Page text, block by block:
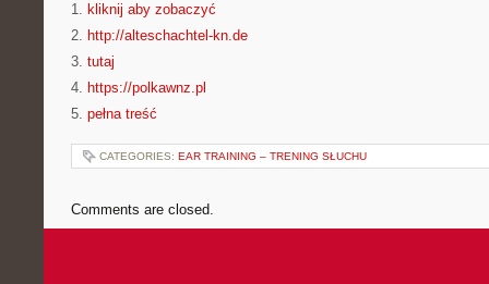
1. kliknij aby zobaczyć
2. http://alteschachtel-kn.de
3. tutaj
4. https://polkawnz.pl
5. pełna treść
CATEGORIES: EAR TRAINING – TRENING SŁUCHU
Comments are closed.